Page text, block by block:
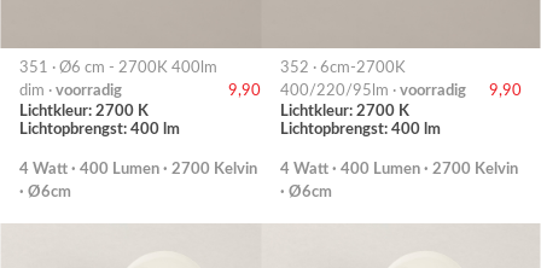
351 · Ø6 cm - 2700K 400lm
dim · voorradig
9,90
Lichtkleur: 2700 K
Lichtopbrengst: 400 lm
4 Watt · 400 Lumen · 2700 Kelvin
· Ø6cm
352 · 6cm-2700K
400/220/95lm · voorradig
9,90
Lichtkleur: 2700 K
Lichtopbrengst: 400 lm
4 Watt · 400 Lumen · 2700 Kelvin
· Ø6cm